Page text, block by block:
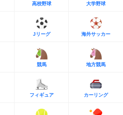
高校野球 大学野球
Jリーグ 海外サッカー
競馬 地方競馬
フィギュア カーリング